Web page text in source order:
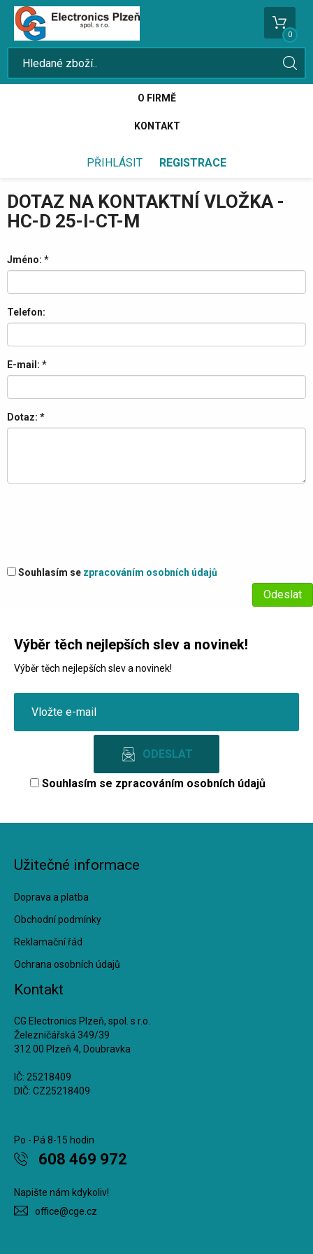
0
O FIRMĚ
KONTAKT
PŘIHLÁSIT REGISTRACE
DOTAZ NA KONTAKTNÍ VLOŽKA -
HC-D 25-I-CT-M
Jméno: *
Telefon:
E-mail: *
Dotaz: *
Souhlasím se zpracováním osobních údajů
Výběr těch nejlepších slev a novinek!
Výběr těch nejlepších slev a novinek!
Souhlasím se zpracováním osobních údajů
Užitečné informace
Doprava a platba
Obchodní podmínky
Reklamační řád
Ochrana osobních údajů
Kontakt
CG Electronics Plzeň, spol. s r.o.
Železničářská 349/39
312 00 Plzeň 4, Doubravka
IČ: 25218409
DIČ: CZ25218409
Po - Pá 8-15 hodin
608 469 972
Napište nám kdykoliv!
office@cge.cz